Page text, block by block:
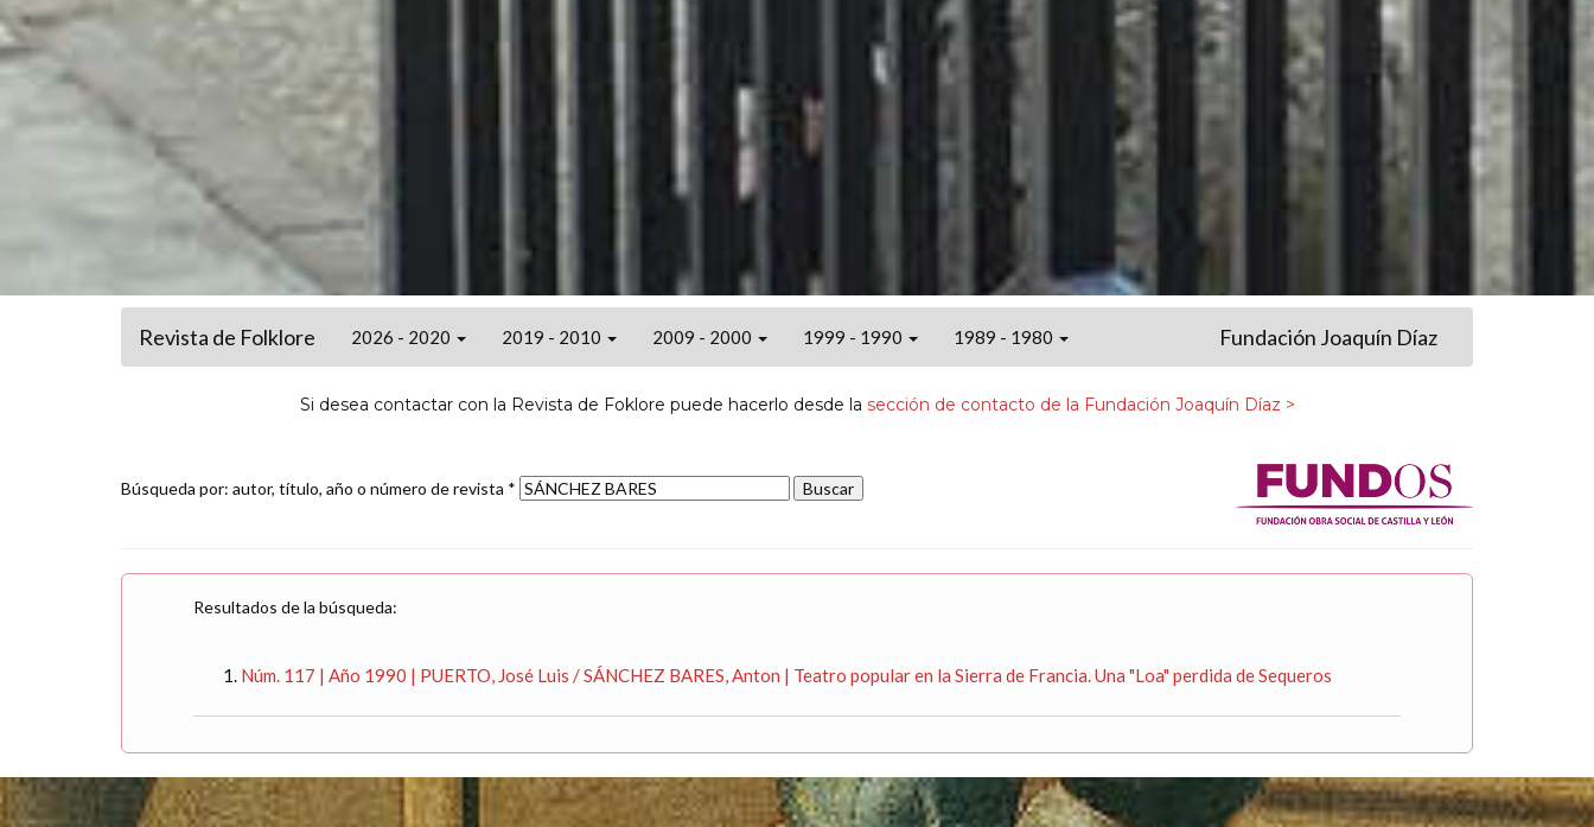
Revista de Folklore 2026 - 2020 2019 - 2010 2009 - 2000 1999 - 1990 1989 - 1980 Fundación Joaquín Díaz
Si desea contactar con la Revista de Foklore puede hacerlo desde la sección de contacto de la Fundación Joaquín Díaz >
Búsqueda por: autor, título, año o número de revista *
Resultados de la búsqueda:
Núm. 117 | Año 1990 | PUERTO, José Luis / SÁNCHEZ BARES, Anton | Teatro popular en la Sierra de Francia. Una "Loa" perdida de Sequeros